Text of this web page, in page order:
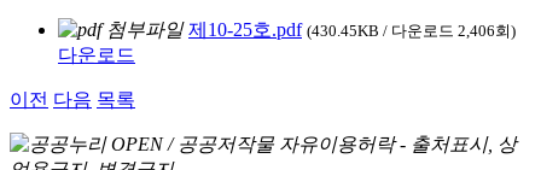
제10-25호.pdf (430.45KB / 다운로드 2,406회)
다운로드
이전 다음 목록